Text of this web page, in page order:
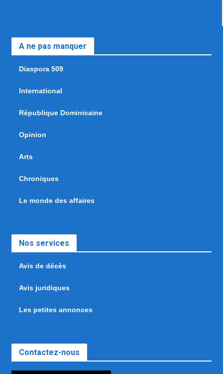
A ne pas manquer
Diaspora 509
International
République Dominicaine
Opinion
Arts
Chroniques
Le monde des affaires
Nos services
Avis de décès
Avis juridiques
Les petites annonces
Contactez-nous